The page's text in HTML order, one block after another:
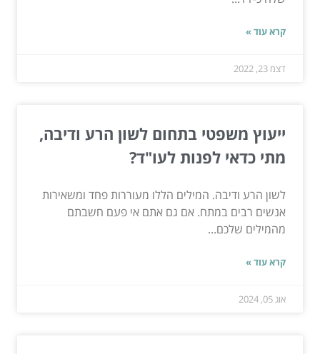
קרא עוד »
דצמ 23, 2022
ייעוץ משפטי בתחום לשון הרע ודיבה,
מתי כדאי לפנות לעו"ד?
לשון הרע ודיבה. המילים הללו מעוררות פחד ומשאירות
אנשים רבים במתח. אם גם אתם אי פעם חשבתם
מהמילים שלכם...
קרא עוד »
אוג 05, 2024